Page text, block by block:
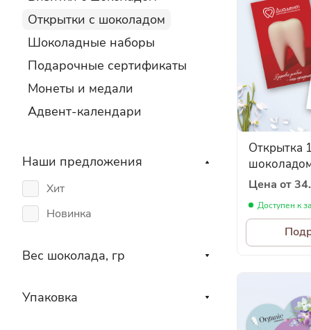
Открытка
Цена от
Доступен к
Открытки с шоколадом
Шоколадные наборы
Подарочные сертификаты
Монеты и медали
Адвент-календари
Наши предложения
Хит
Новинка
Вес шоколада, гр
Упаковка